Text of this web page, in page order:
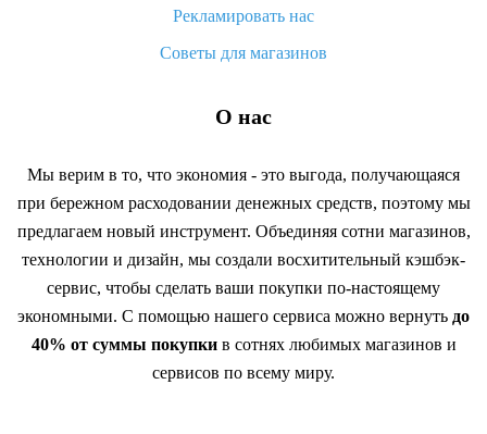
Рекламировать нас
Советы для магазинов
О нас
Мы верим в то, что экономия - это выгода, получающаяся
при бережном расходовании денежных средств, поэтому мы
предлагаем новый инструмент. Объединяя сотни магазинов,
технологии и дизайн, мы создали восхитительный кэшбэк-
сервис, чтобы сделать ваши покупки по-настоящему
экономными. С помощью нашего сервиса можно вернуть до
40% от суммы покупкив сотнях любимых магазинов и
сервисов по всему миру.